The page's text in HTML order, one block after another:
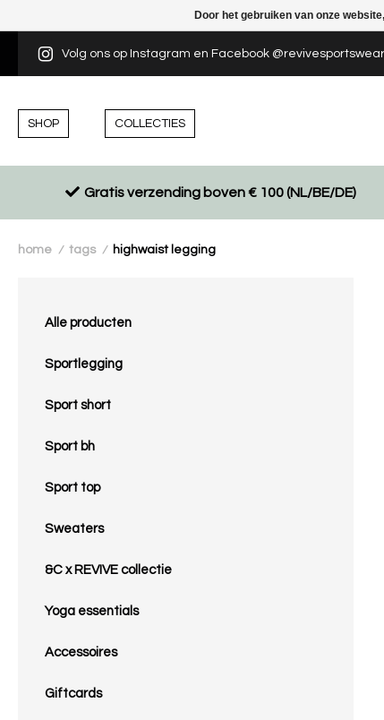
Volg ons op Instagram en Facebook @revivesportswear
SHOP COLLECTIES
Gratis verzending boven € 100 (NL/BE/DE)
home / tags / highwaist legging
Alle producten
Sportlegging
Sport short
Sport bh
Sport top
Sweaters
&C x REVIVE collectie
Yoga essentials
Accessoires
Giftcards
Door het gebruiken van onze